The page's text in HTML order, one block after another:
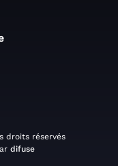
droits réservés
difuse